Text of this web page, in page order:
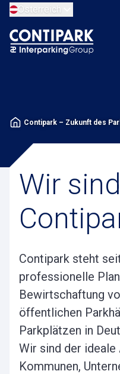
Österreich
Contipark – Zukunft des
Wir sind
Contipark steht
professionelle
Bewirtschaftung
öffentlichen
Parkplätzen in
Wir sind der
Kommunen,